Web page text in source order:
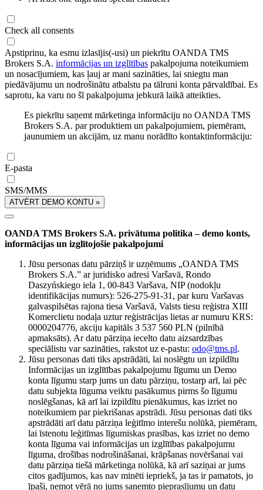
Check all consents
Apstiprinu, ka esmu izlasījis(-usi) un piekrītu OANDA TMS
Brokers S.A. informācijas un izglītības pakalpojuma noteikumiem
un nosacījumiem, kas ļauj ar mani sazināties, lai sniegtu man
piedāvājumu un nodrošinātu atbalstu pa tālruni konta pārvaldībai. Es
saprotu, ka varu no šī pakalpojuma jebkurā laikā atteikties.
Es piekrītu saņemt mārketinga informāciju no OANDA TMS
Brokers S.A. par produktiem un pakalpojumiem, piemēram,
jaunumiem un akcijām, uz manu norādīto kontaktinformāciju:
E-pasta
SMS/MMS
ATVĒRT DEMO KONTU »
OANDA TMS Brokers S.A. privātuma politika – demo konts,
informācijas un izglītojošie pakalpojumi
Jūsu personas datu pārziņš ir uzņēmums „OANDA TMS
Brokers S.A.” ar juridisko adresi Varšavā, Rondo
Daszyńskiego iela 1, 00-843 Varšava, NIP (nodokļu
identifikācijas numurs): 526-275-91-31, par kuru Varšavas
galvaspilsētas rajona tiesa Varšavā, Valsts tiesu reģistra XIII
Komerclietu nodaļa uztur reģistrācijas lietas ar numuru KRS:
0000204776, akciju kapitāls 3 537 560 PLN (pilnībā
apmaksāts). Ar datu pārziņa iecelto datu aizsardzības
speciālistu var sazināties, rakstot uz e-pastu: odo@tms.pl.
Jūsu personas dati tiks apstrādāti, lai noslēgtu un izpildītu
Informācijas un izglītības pakalpojumu līgumu un Demo
konta līgumu starp jums un datu pārziņu, tostarp arī, lai pēc
datu subjekta lūguma veiktu pasākumus pirms šo līgumu
noslēgšanas, kā arī lai izpildītu pienākumus, kas izriet no
noteikumiem par piekrišanas apstrādi. Jūsu personas dati tiks
apstrādāti arī datu pārziņa leģitīmo interešu nolūkā, piemēram,
lai īstenotu leģitīmas līgumiskas prasības, kas izriet no demo
konta līguma vai informācijas un izglītības pakalpojumu
līguma, drošības nodrošināšanai, krāpšanas novēršanai vai
datu pārziņa tiešā mārketinga nolūkā, kā arī saziņai ar jums
citos gadījumos, kas nav minēti iepriekš, ja tas ir pamatots, jo
īpaši, ņemot vērā no jums saņemto pieprasījumu un datu